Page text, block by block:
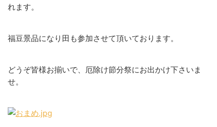
れます。
福豆景品になり田も参加させて頂いております。
どうぞ皆様お揃いで、厄除け節分祭にお出かけ下さいま
せ。